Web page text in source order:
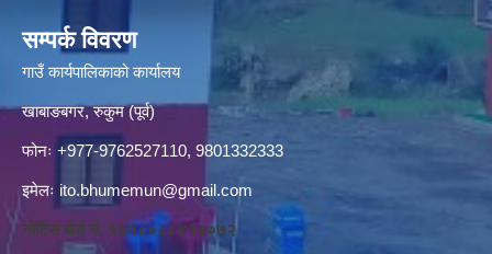
सम्पर्क विवरण
गाउँ कार्यपालिकाको कार्यालय
खाबाङबगर, रुकुम (पूर्व)
फोनः +977-9762527110, 9801332333
इमेलः ito.bhumemun@gmail.com
नोटिस बोर्ड नं. १६१८०८८४१३०७२